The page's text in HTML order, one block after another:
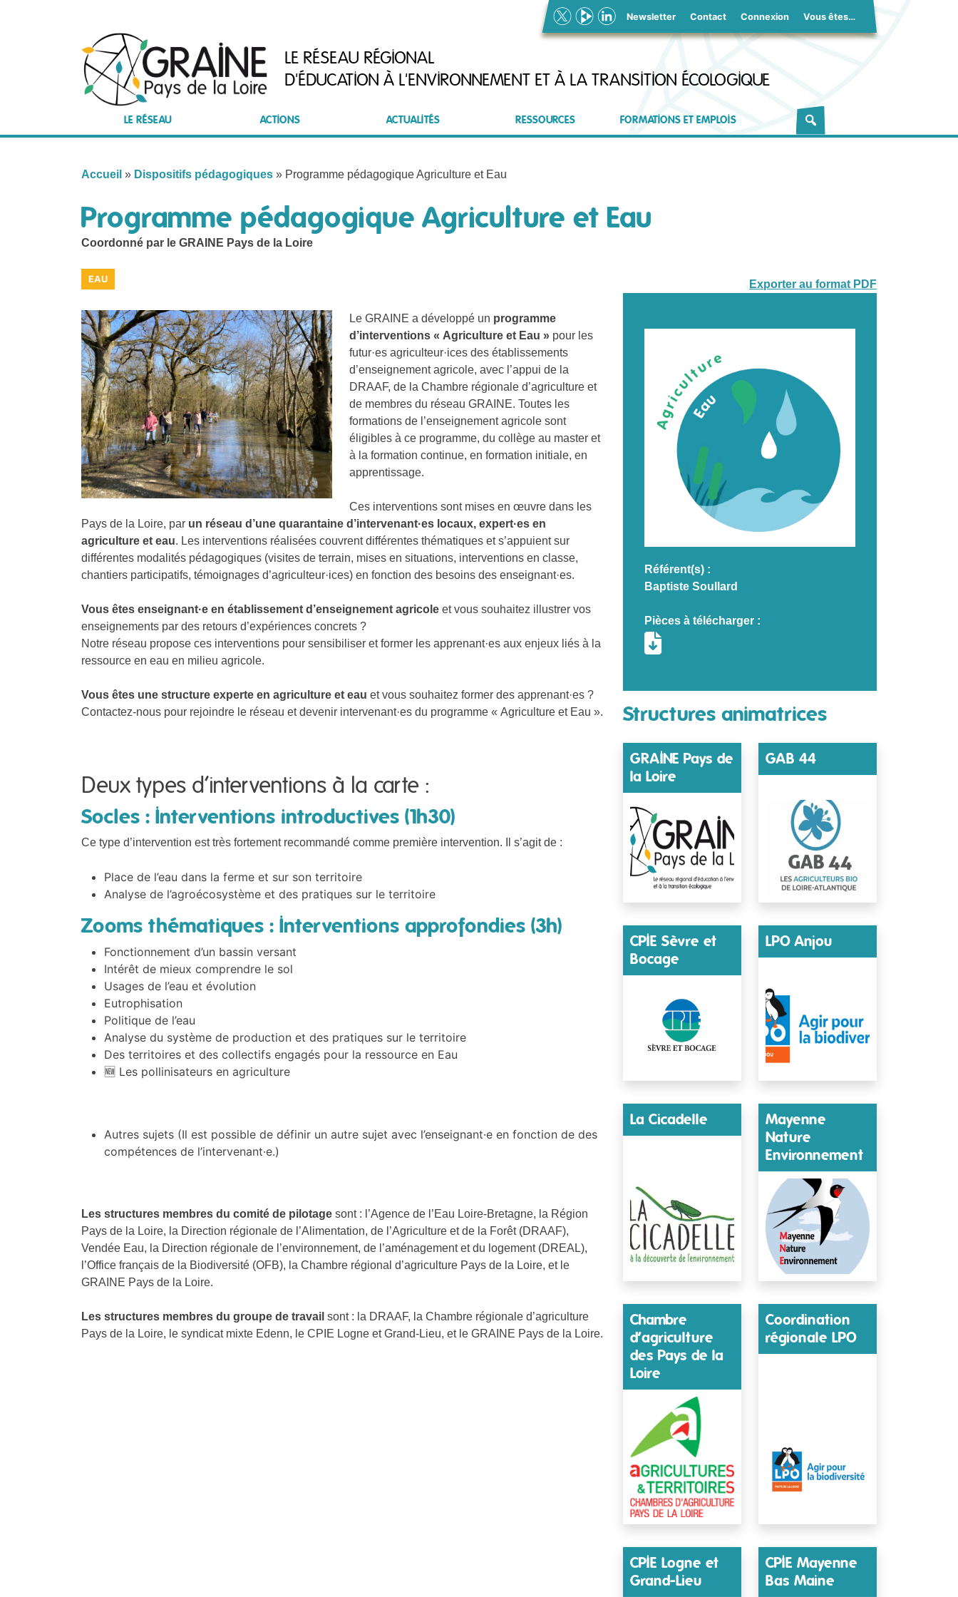
Newsletter Contact Connexion Vous êtes…
LE RÉSEAU RÉGIONAL
D'ÉDUCATION À L'ENVIRONNEMENT ET À LA TRANSITION ÉCOLOGIQUE
LE RÉSEAU ACTIONS ACTUALITÉS RESSOURCES FORMATIONS ET EMPLOIS
Accueil » Dispositifs pédagogiques » Programme pédagogique Agriculture et Eau
Programme pédagogique Agriculture et Eau
Coordonné par le GRAINE Pays de la Loire
EAU Exporter au format PDF
Le GRAINE a développé un programme
d’interventions « Agriculture et Eau » pour les
futur·es agriculteur·ices des établissements
d’enseignement agricole, avec l’appui de la
DRAAF, de la Chambre régionale d’agriculture et
de membres du réseau GRAINE. Toutes les
formations de l’enseignement agricole sont
éligibles à ce programme, du collège au master et
à la formation continue, en formation initiale, en
apprentissage.
Ces interventions sont mises en œuvre dans les
Pays de la Loire, par un réseau d’une quarantaine d’intervenant·es locaux, expert·es en
agriculture et eau. Les interventions réalisées couvrent différentes thématiques et s’appuient sur
différentes modalités pédagogiques (visites de terrain, mises en situations, interventions en classe,
chantiers participatifs, témoignages d’agriculteur·ices) en fonction des besoins des enseignant·es.
Vous êtes enseignant·e en établissement d’enseignement agricole et vous souhaitez illustrer vos
enseignements par des retours d’expériences concrets ?
Notre réseau propose ces interventions pour sensibiliser et former les apprenant·es aux enjeux liés à la
ressource en eau en milieu agricole.
Vous êtes une structure experte en agriculture et eau et vous souhaitez former des apprenant·es ?
Contactez-nous pour rejoindre le réseau et devenir intervenant·es du programme « Agriculture et Eau ».
Deux types d’interventions à la carte :
Socles : Interventions introductives (1h30)
Ce type d’intervention est très fortement recommandé comme première intervention. Il s’agit de :
Place de l’eau dans la ferme et sur son territoire
Analyse de l’agroécosystème et des pratiques sur le territoire
Zooms thématiques : Interventions approfondies (3h)
Fonctionnement d’un bassin versant
Intérêt de mieux comprendre le sol
Usages de l’eau et évolution
Eutrophisation
Politique de l’eau
Analyse du système de production et des pratiques sur le territoire
Des territoires et des collectifs engagés pour la ressource en Eau
🆕 Les pollinisateurs en agriculture
Autres sujets (Il est possible de définir un autre sujet avec l’enseignant·e en fonction de des
compétences de l’intervenant·e.)
Les structures membres du comité de pilotage sont : l’Agence de l’Eau Loire-Bretagne, la Région
Pays de la Loire, la Direction régionale de l’Alimentation, de l’Agriculture et de la Forêt (DRAAF),
Vendée Eau, la Direction régionale de l’environnement, de l’aménagement et du logement (DREAL),
l’Office français de la Biodiversité (OFB), la Chambre régional d’agriculture Pays de la Loire, et le
GRAINE Pays de la Loire.
Les structures membres du groupe de travail sont : la DRAAF, la Chambre régionale d’agriculture
Pays de la Loire, le syndicat mixte Edenn, le CPIE Logne et Grand-Lieu, et le GRAINE Pays de la Loire.
Référent(s) :
Baptiste Soullard
Pièces à télécharger :
Structures animatrices
GRAINE Pays de
la Loire
GAB 44
CPIE Sèvre et
Bocage
LPO Anjou
La Cicadelle
Mayenne
Nature
Environnement
Chambre
d’agriculture
des Pays de la
Loire
Coordination
régionale LPO
CPIE Logne et
Grand-Lieu
CPIE Mayenne
Bas Maine